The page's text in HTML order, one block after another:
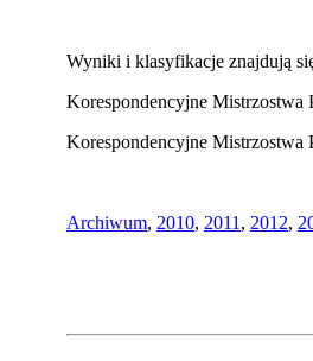
Wyniki i klasyfikacje znajdują
Korespondencyjne Mistrzostwa
Korespondencyjne Mistrzostwa
Archiwum, 2010, 2011 , 2012,